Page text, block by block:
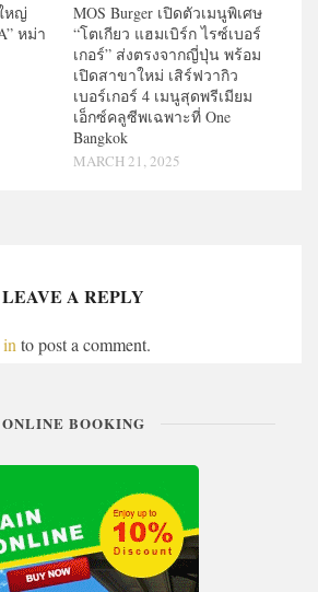
หญ่
หม่า
MOS Burger เปิดตัวเมนูพิเศษ
“โตเกียว แฮมเบิร์ก ไรซ์เบอร์
เกอร์” ส่งตรงจากญี่ปุ่น พร้อม
เปิดสาขาใหม่ เสิร์ฟวากิว
เบอร์เกอร์ 4 เมนูสุดพรีเมียม
เอ็กซ์คลูซีพเฉพาะที่ One
Bangkok
MARCH 21, 2025
LEAVE A REPLY
to post a comment.
ONLINE BOOKING